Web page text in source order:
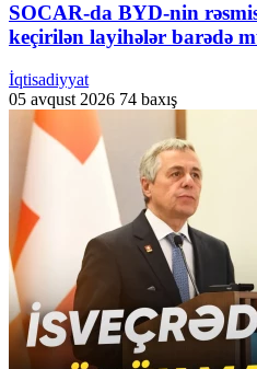
SOCAR-da BYD-nin
keçirilən layihələr barədə
İqtisadiyyat
05 avqust 2026 74 baxış